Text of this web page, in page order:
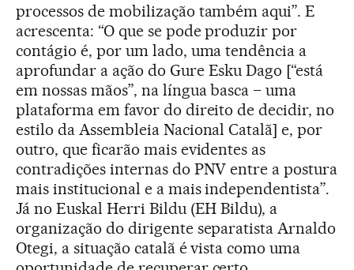
processos de mobilização também aqui”. E
acrescenta: “O que se pode produzir por
contágio é, por um lado, uma tendência a
aprofundar a ação do Gure Esku Dago [“está
em nossas mãos”, na língua basca – uma
plataforma em favor do direito de decidir, no
estilo da Assembleia Nacional Catalã] e, por
outro, que ficarão mais evidentes as
contradições internas do PNV entre a postura
mais institucional e a mais independentista”.
Já no Euskal Herri Bildu (EH Bildu), a
organização do dirigente separatista Arnaldo
Otegi, a situação catalã é vista como uma